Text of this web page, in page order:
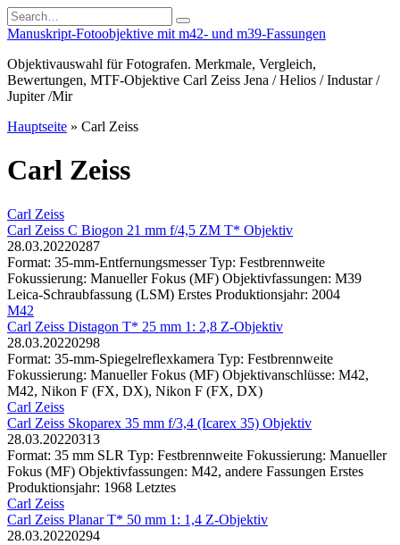
Skip
to
Search
for:
Manuskript-Fotoobjektive mit m42- und m39-Fassungen
Objektivauswahl für Fotografen. Merkmale, Vergleich,
Bewertungen, MTF-Objektive Carl Zeiss Jena / Helios / Industar /
Jupiter /Mir
Hauptseite » Carl Zeiss
Carl Zeiss
Carl Zeiss
Carl Zeiss C Biogon 21 mm f/4,5 ZM T* Objektiv
28.03.20220287
Format: 35-mm-Entfernungsmesser Typ: Festbrennweite
Fokussierung: Manueller Fokus (MF) Objektivfassungen: M39
Leica-Schraubfassung (LSM) Erstes Produktionsjahr: 2004
M42
Carl Zeiss Distagon T* 25 mm 1: 2,8 Z-Objektiv
28.03.20220298
Format: 35-mm-Spiegelreflexkamera Typ: Festbrennweite
Fokussierung: Manueller Fokus (MF) Objektivanschlüsse: M42,
M42, Nikon F (FX, DX), Nikon F (FX, DX)
Carl Zeiss
Carl Zeiss Skoparex 35 mm f/3,4 (Icarex 35) Objektiv
28.03.20220313
Format: 35 mm SLR Typ: Festbrennweite Fokussierung: Manueller
Fokus (MF) Objektivfassungen: M42, andere Fassungen Erstes
Produktionsjahr: 1968 Letztes
Carl Zeiss
Carl Zeiss Planar T* 50 mm 1: 1,4 Z-Objektiv
28.03.20220294